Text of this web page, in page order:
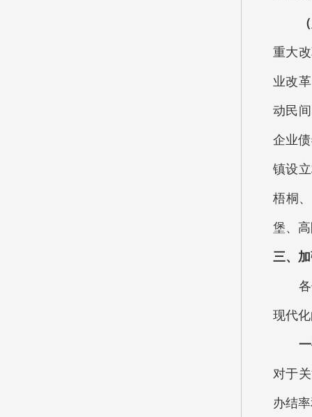
（八
重大
业改
动民
企业
镇设
梧桐
堡、
三、
各位
现代
一
对于
办结